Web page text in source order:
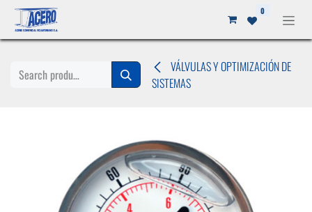
Ir al contenido 0
VÁLVULAS Y OPTIMIZACIÓN DE
SISTEMAS